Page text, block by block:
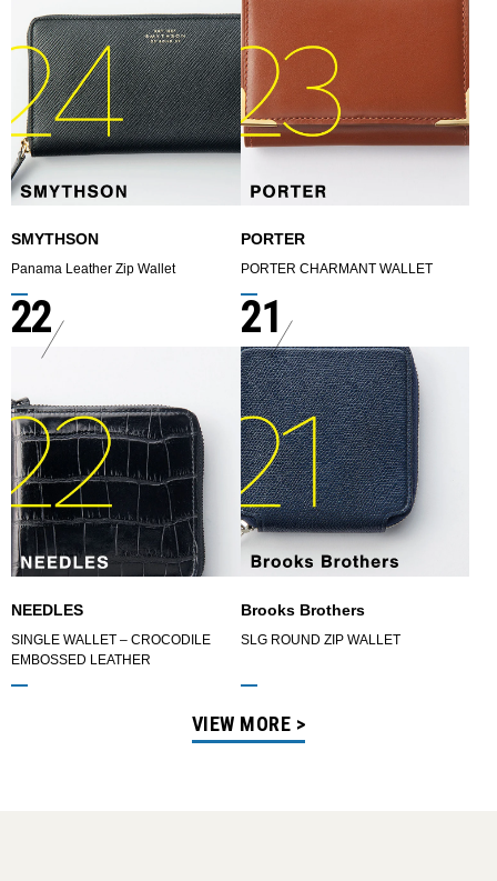
SMYTHSON
Panama Leather Zip Wallet
PORTER
PORTER CHARMANT WALLET
22
NEEDLES
SINGLE WALLET – CROCODILE
EMBOSSED LEATHER
21
Brooks Brothers
SLG ROUND ZIP WALLET
VIEW MORE >